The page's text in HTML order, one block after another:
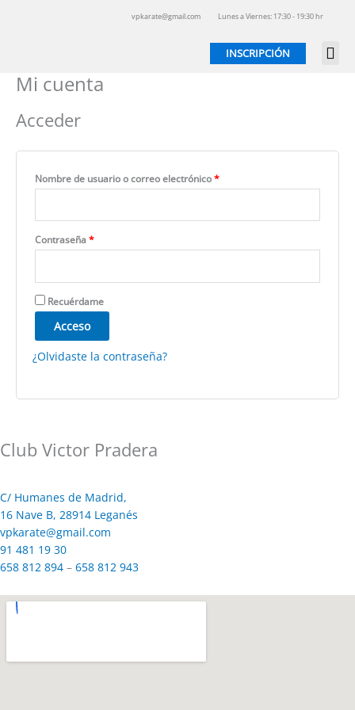
vpkarate@gmail.com Lunes a Viernes: 17:30 - 19:30 hr
INSCRIPCIÓN
Mi cuenta
Acceder
Nombre de usuario o correo electrónico*
Contraseña*
Recuérdame
Acceso
¿Olvidaste la contraseña?
Club Victor Pradera
C/ Humanes de Madrid,
16 Nave B, 28914 Leganés
vpkarate@gmail.com
91 481 19 30
658 812 894 – 658 812 943